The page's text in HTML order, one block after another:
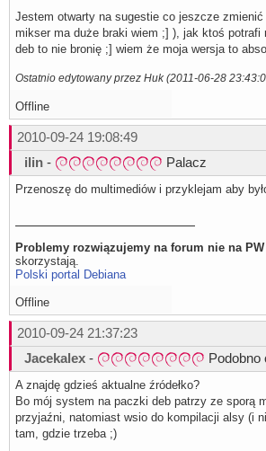
        card        0
    }
    type            softvol
    }
    control {
        name        "Softvol10"
        card        0
    }
        pcm         "dmixer"
    }
    control {
        name        "Softvol11"
}
ctl.dmixer {
    type hw
    card 0
}
ctl.dsnooped {
    type hw
    card 0
Jestem otwarty na sugestie co jeszcze
mikser ma duże braki wiem ;] ), jak ktoś potrafi
deb to nie bronię ;] wiem że moja wersja to
Ostatnio edytowany przez Huk (2011-06-28
Offline
2010-09-24 19:08:49
ilin - Palacz
Przenoszę do multimediów i przyklejam aby
Problemy rozwiązujemy na forum nie na PW
skorzystają.
Polski portal Debiana
Offline
2010-09-24 21:37:23
Jacekalex - Podobno
A znajdę gdzieś aktualne źródełko?
Bo mój system na paczki deb patrzy ze sporą
przyjaźni, natomiast wsio do kompilacji alsy (i
tam, gdzie trzeba ;)